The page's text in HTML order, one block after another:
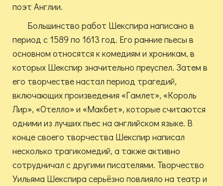
поэт Англии.
Большинство работ Шекспира написано в
период с 1589 по 1613 год. Его ранние пьесы в
основном относятся к комедиям и хроникам, в
которых Шекспир значительно преуспел. Затем в
его творчестве настал период трагедий,
включающих произведения «Гамлет», «Король
Лир», «Отелло» и «Макбет», которые считаются
одними из лучших пьес на английском языке. В
конце своего творчества Шекспир написал
несколько трагикомедий, а также активно
сотрудничал с другими писателями. Творчество
Уильяма Шекспира серьёзно повлияло на театр и